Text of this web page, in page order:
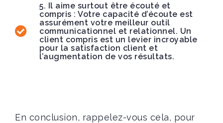
5. Il aime surtout être écouté et
compris : Votre capacité d’écoute est
assurément votre meilleur outil
communicationnel et relationnel. Un
client compris est un levier incroyable
pour la satisfaction client et
l’augmentation de vos résultats.
En conclusion, rappelez-vous cela, pour